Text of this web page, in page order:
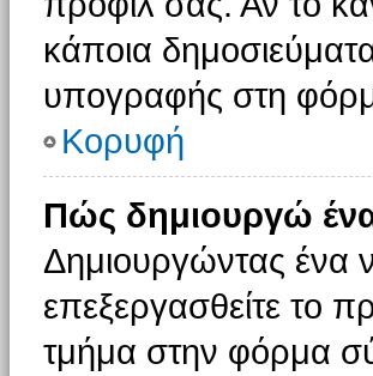
κάποια
υπογραφής στη
Κορυφή
Πώς δημιουργώ
Δημιουργώντας ένα
επεξεργασθείτε το
τμήμα στην φόρμα